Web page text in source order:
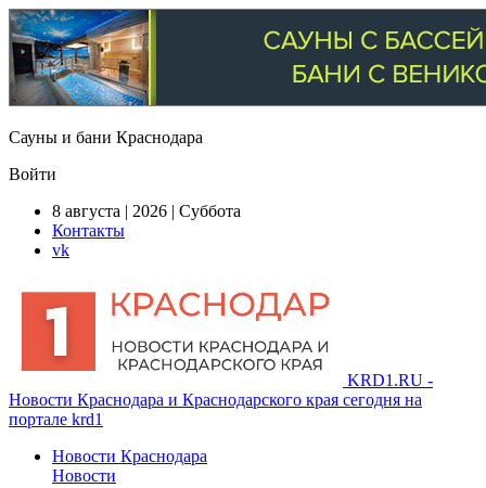
Сауны и бани Краснодара
Войти
8 августа | 2026 | Суббота
Контакты
vk
KRD1.RU -
Новости Краснодара и Краснодарского края сегодня на
портале krd1
Новости Краснодара
Новости